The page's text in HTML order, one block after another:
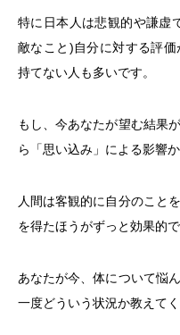
特に日本人は悲観的や謙虚
敵なこと)自分に対する評
持てない人も多いです。
もし、今あなたが望む結果
ら「思い込み」による影響
人間は客観的に自分のこと
を得たほうがずっと効果的で
あなたが今、体について悩
一度どういう状況か教えてく